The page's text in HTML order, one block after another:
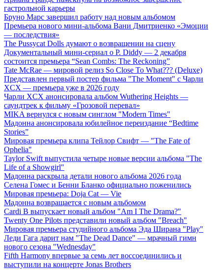
гастрольной карьеры
Бруно Марс завершил работу над новым альбомом
Премьера нового мини-альбома Вани Дмитриенко «Эмоции
— последствия»
The Pussycat Dolls думают о возвращении на сцену
Документальный мини-сериал о P. Diddy — 2 декабря
состоится премьера “Sean Combs: The Reckoning”
Tate McRae — мировой релиз So Close To What??? (Deluxe)
Представлен первый постер фильма "The Moment" с Чарли
XCX — премьера уже в 2026 году
Чарли XCX анонсировала альбом Wuthering Heights —
саундтрек к фильму «Грозовой перевал»
MIKA вернулся с новым синглом "Modern Times"
Мадонна анонсировала юбилейное переиздание “Bedtime
Stories”
Мировая премьера клипа Тейлор Свифт — "The Fate of
Ophelia"
Taylor Swift выпустила четыре новые версии альбома "The
Life of a Showgirl"
Мадонна раскрыла детали нового альбома 2026 года
Селена Гомес и Бенни Бланко официально поженились
Мировая премьера: Doja Cat — Vie
Мадонна возвращается с новым альбомом
Cardi B выпускает новый альбом "Am I The Drama?"
Twenty One Pilots представили новый альбом "Breach"
Мировая премьера студийного альбома Эда Ширана "Play"
Леди Гага дарит нам "The Dead Dance" — мрачный гимн
нового сезона "Wednesday"
Fifth Harmony впервые за семь лет воссоединились и
выступили на концерте Jonas Brothers